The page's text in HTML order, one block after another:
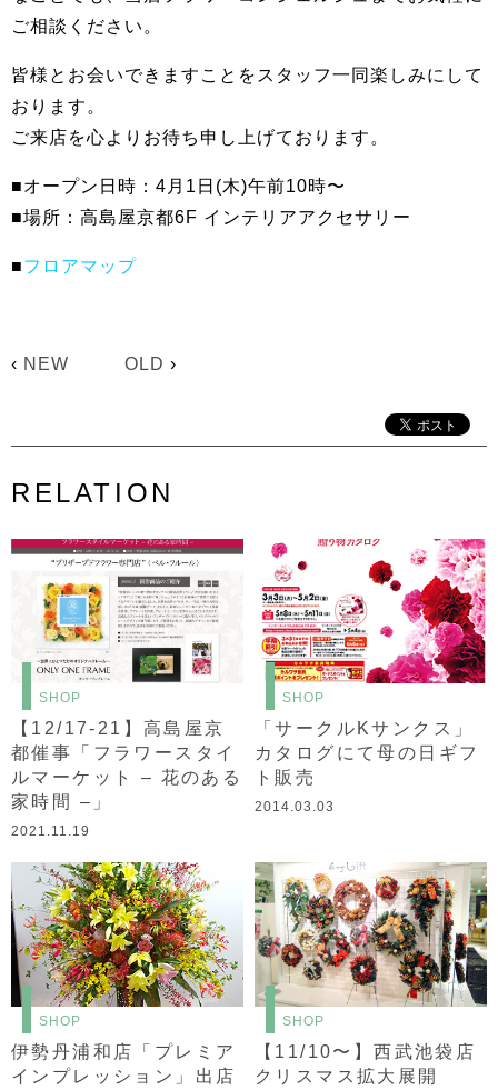
ご相談ください。
皆様とお会いできますことをスタッフ一同楽しみにして
おります。
ご来店を心よりお待ち申し上げております。
■オープン日時：4月1日(木)午前10時〜
■場所：高島屋京都6F インテリアアクセサリー
■フロアマップ
‹ NEW OLD ›
RELATION
SHOP
【12/17-21】高島屋京
都催事「フラワースタイ
ルマーケット – 花のある
家時間 –」
2021.11.19
SHOP
「サークルKサンクス」
カタログにて母の日ギフ
ト販売
2014.03.03
SHOP
伊勢丹浦和店「プレミア
インプレッション」出店
SHOP
【11/10〜】西武池袋店
クリスマス拡大展開